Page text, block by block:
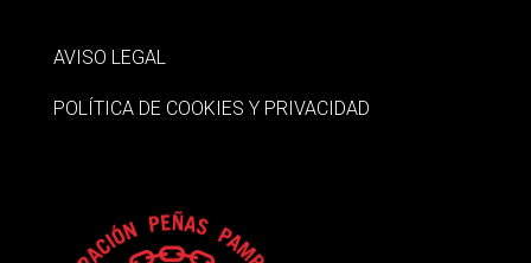
AVISO LEGAL
POLÍTICA DE COOKIES Y PRIVACIDAD